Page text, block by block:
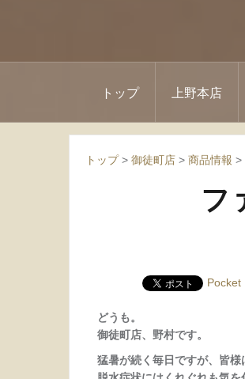
トップ 上野本店
トップ> 御徒町店 > 商品情報 >
フ
Pocket
どうも。
御徒町店、野村です。
猛暑が続く毎日ですが、皆様